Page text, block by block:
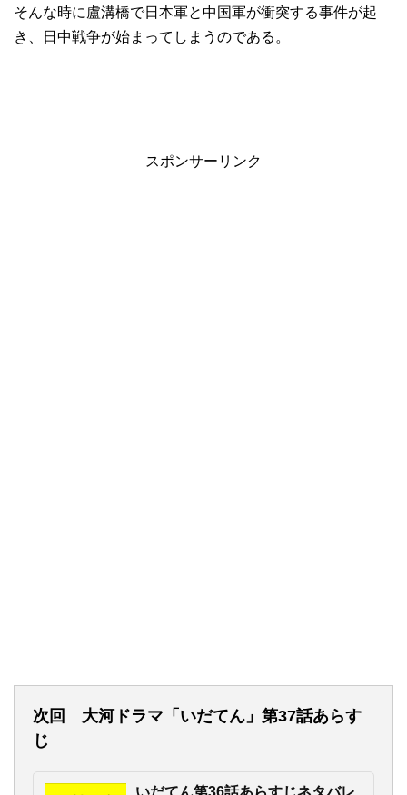
そんな時に盧溝橋で日本軍と中国軍が衝突する事件が起
き、日中戦争が始まってしまうのである。
スポンサーリンク
次回 大河ドラマ「いだてん」第37話あらす
じ